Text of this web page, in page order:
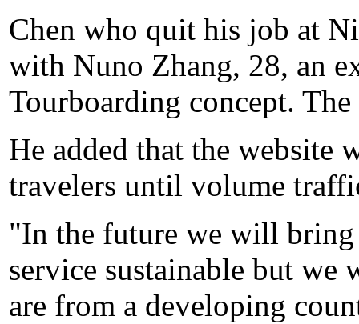
Chen who quit his job at
with Nuno Zhang, 28, an
Tourboarding concept.
He added that the website
travelers until volume
"In the future we will
service sustainable but we
are from a developing